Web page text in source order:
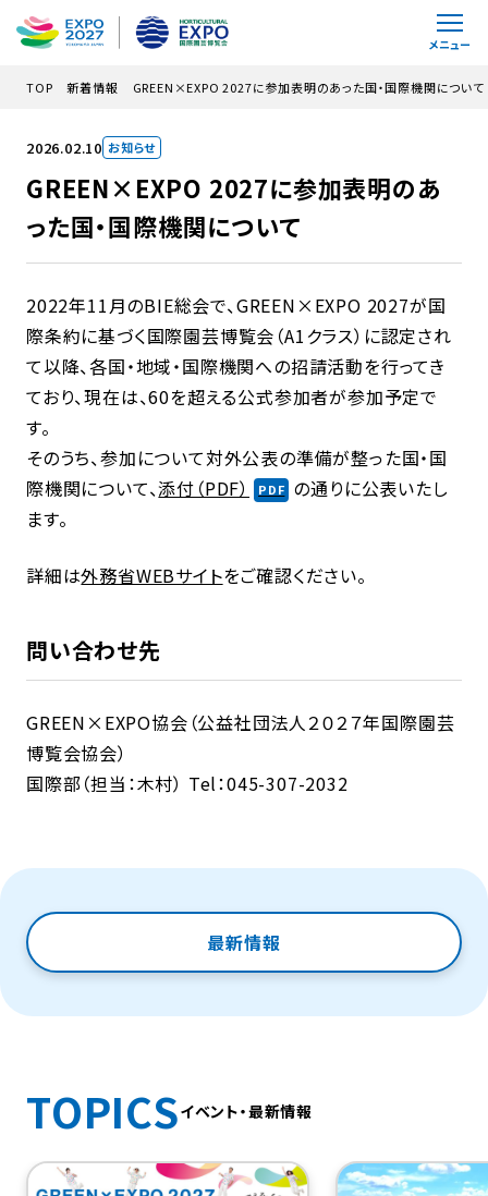
メインコンテンツにスキップ
メニュー
TOP 新着情報 GREEN×EXPO 2027に参加表明のあった国・国際機関について
2026.02.10 お知らせ
GREEN×EXPO 2027に参加表明のあ
った国・国際機関について
2022年11月のBIE総会で、GREEN×EXPO 2027が国
際条約に基づく国際園芸博覧会（A1クラス）に認定され
て以降、各国・地域・国際機関への招請活動を行ってき
ており、現在は、60を超える公式参加者が参加予定で
す。
そのうち、参加について対外公表の準備が整った国・国
際機関について、添付（PDF）
の通りに公表いたし
ます。
詳細は外務省WEBサイトをご確認ください。
問い合わせ先
GREEN×EXPO協会（公益社団法人２０２７年国際園芸
博覧会協会）
国際部（担当：木村） Tel：045-307-2032
最新情報
TOPICSイベント・最新情報
（新規タブで開きま